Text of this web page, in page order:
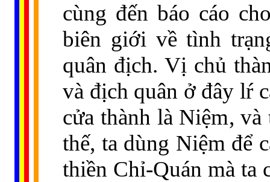
cùng đến báo cáo
biên giới về tình
quân địch. Vị chủ
và địch quân ở đây lŕ
cửa thành là Niệm, và
thế, ta dùng Niệm để
thiền Chỉ-Quán mà ta